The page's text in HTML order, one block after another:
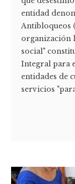
entidad
Antibloqueos
organización
social"
Integral para
entidades de
servicios